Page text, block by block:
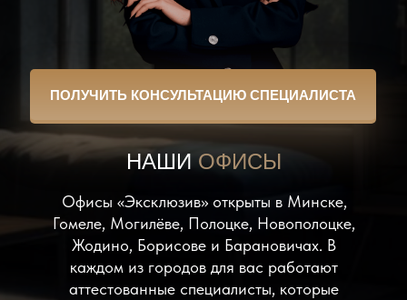
ПОЛУЧИТЬ КОНСУЛЬТАЦИЮ СПЕЦИАЛИСТА
НАШИОФИСЫ
Офисы «Эксклюзив» открыты в Минске,
Гомеле, Могилёве, Полоцке, Новополоцке,
Жодино, Борисове и Барановичах. В
каждом из городов для вас работают
аттестованные специалисты, которые